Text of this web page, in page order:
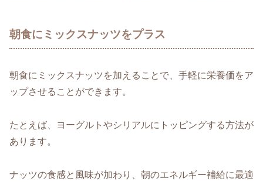
朝食にミックスナッツをプラス
朝食にミックスナッツを加えることで、手軽に栄養価をア
ップさせることができます。
たとえば、ヨーグルトやシリアルにトッピングする方法が
あります。
ナッツの食感と風味が加わり、朝のエネルギー補給に最適